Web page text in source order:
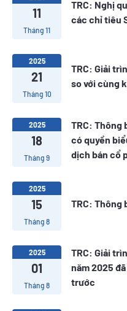
11
Tháng 11
TRC: Nghị
các chỉ tiêu
2025
21
Tháng 10
TRC: Giải
so với cùng
2025
18
Tháng 9
TRC: Thông
có quyền
dịch bán cổ
2025
15
Tháng 8
TRC: Thông
2025
01
Tháng 8
TRC: Giải
năm 2025
trước